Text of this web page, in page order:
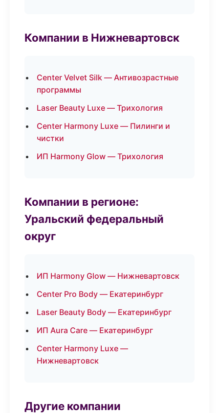
Компании в Нижневартовск
Center Velvet Silk — Антивозрастные
программы
Laser Beauty Luxe — Трихология
Center Harmony Luxe — Пилинги и
чистки
ИП Harmony Glow — Трихология
Компании в регионе:
Уральский федеральный
округ
ИП Harmony Glow — Нижневартовск
Center Pro Body — Екатеринбург
Laser Beauty Body — Екатеринбург
ИП Aura Care — Екатеринбург
Center Harmony Luxe —
Нижневартовск
Другие компании